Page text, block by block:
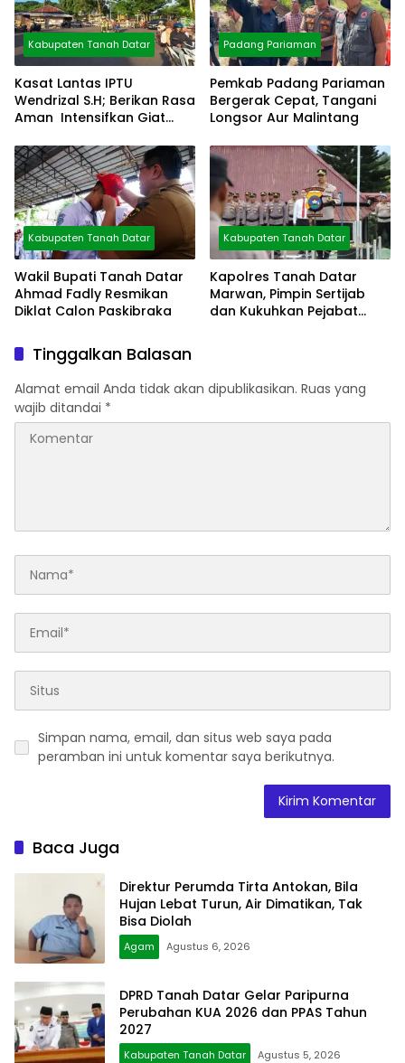
Kabupaten Tanah Datar
Kasat Lantas IPTU
Wendrizal S.H; Berikan Rasa
Aman Intensifkan Giat
Padang Pariaman
Pemkab Padang Pariaman
Bergerak Cepat, Tangani
Longsor Aur Malintang
Kabupaten Tanah Datar
Wakil Bupati Tanah Datar
Ahmad Fadly Resmikan
Diklat Calon Paskibraka
Kabupaten Tanah Datar
Kapolres Tanah Datar
Marwan, Pimpin Sertijab
dan Kukuhkan Pejabat
Tinggalkan Balasan
Alamat email Anda tidak akan dipublikasikan. Ruas yang
wajib ditandai *
Simpan nama, email, dan situs web saya pada
peramban ini untuk komentar saya berikutnya.
Baca Juga
Direktur Perumda Tirta Antokan, Bila
Hujan Lebat Turun, Air Dimatikan, Tak
Bisa Diolah
Agam Agustus 6, 2026
DPRD Tanah Datar Gelar Paripurna
Perubahan KUA 2026 dan PPAS Tahun
2027
Kabupaten Tanah Datar Agustus 5, 2026